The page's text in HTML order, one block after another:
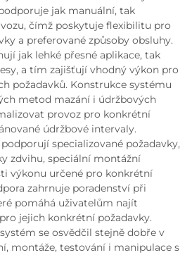
jak manuální, tak
čímž poskytuje flexibilitu pro
a preferované způsoby obsluhy.
jak lehké přesné aplikace, tak
a tím zajišťují vhodný výkon pro
požadavků. Konstrukce systému
metod mazání i údržbových
provoz pro konkrétní
údržbové intervaly.
specializované požadavky,
zdvihu, speciální montážní
výkonu určené pro konkrétní
zahrnuje poradenství při
pomáhá uživatelům najít
jejich konkrétní požadavky.
se osvědčil stejně dobře v
montáže, testování i manipulace s